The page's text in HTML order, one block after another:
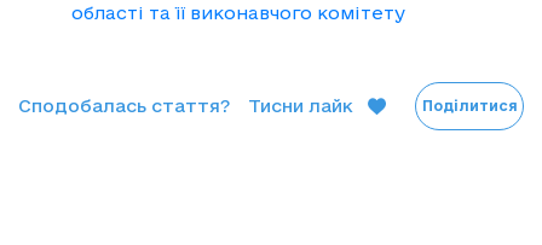
області та її виконавчого комітету
Сподобалась стаття? Тисни лайк Поділитися